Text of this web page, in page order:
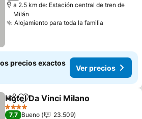
a 2.5 km de: Estación central de tren de
Milán
Alojamiento para toda la familia
precios exactos
Ver precios
CompartirAgregar a favoritos
Hotel Da Vinci Milano
4 Estrellas
7,7 Bueno
23.509